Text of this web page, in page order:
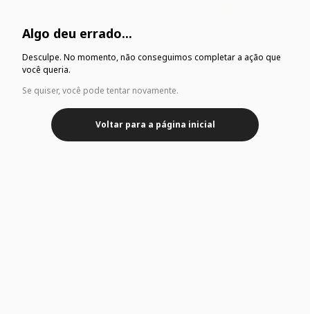
Algo deu errado...
Desculpe. No momento, não conseguimos completar a ação que
você queria.
Se quiser, você pode tentar novamente.
Voltar para a página inicial